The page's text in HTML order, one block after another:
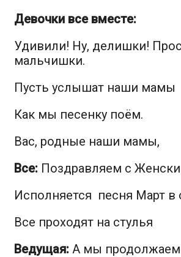
Девочки все вместе:
Удивили! Ну, делишки!
мальчишки.
Пусть услышат наши мамы
Как мы песенку поём.
Вас, родные наши мамы,
Все: Поздравляем с
Исполняется песня Март в
Все проходят на стулья
Ведущая: А мы продолжаем